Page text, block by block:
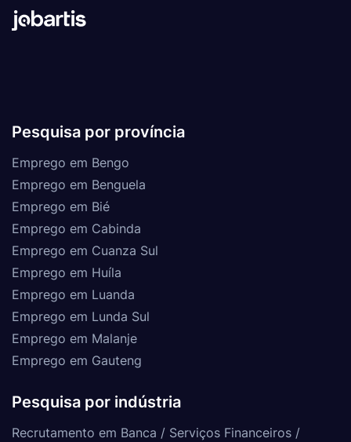
Pesquisa por província
Emprego em Bengo
Emprego em Benguela
Emprego em Bié
Emprego em Cabinda
Emprego em Cuanza Sul
Emprego em Huíla
Emprego em Luanda
Emprego em Lunda Sul
Emprego em Malanje
Emprego em Gauteng
Pesquisa por indústria
Recrutamento em Banca / Serviços Financeiros /